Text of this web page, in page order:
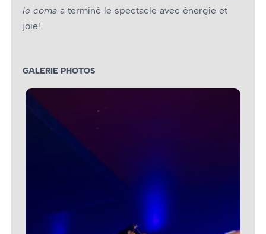
le coma a terminé le spectacle avec énergie et
joie!
GALERIE PHOTOS